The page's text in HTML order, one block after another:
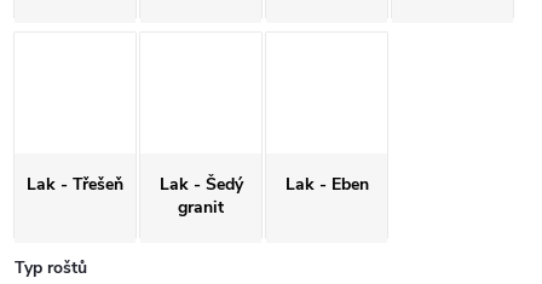
Lak - Třešeň
Lak - Šedý
granit
Lak - Eben
Typ roštů